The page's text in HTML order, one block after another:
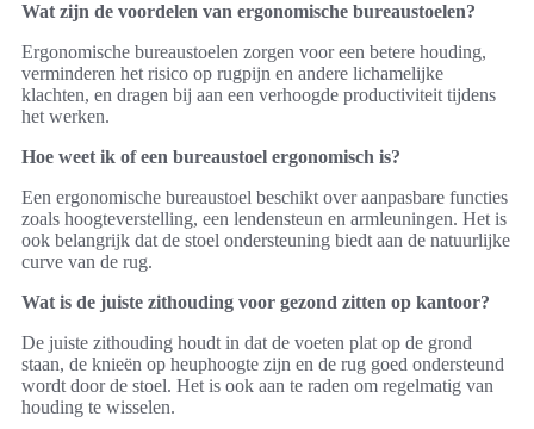
Wat zijn de voordelen van ergonomische bureaustoelen?
Ergonomische bureaustoelen zorgen voor een betere houding,
verminderen het risico op rugpijn en andere lichamelijke
klachten, en dragen bij aan een verhoogde productiviteit tijdens
het werken.
Hoe weet ik of een bureaustoel ergonomisch is?
Een ergonomische bureaustoel beschikt over aanpasbare functies
zoals hoogteverstelling, een lendensteun en armleuningen. Het is
ook belangrijk dat de stoel ondersteuning biedt aan de natuurlijke
curve van de rug.
Wat is de juiste zithouding voor gezond zitten op kantoor?
De juiste zithouding houdt in dat de voeten plat op de grond
staan, de knieën op heuphoogte zijn en de rug goed ondersteund
wordt door de stoel. Het is ook aan te raden om regelmatig van
houding te wisselen.